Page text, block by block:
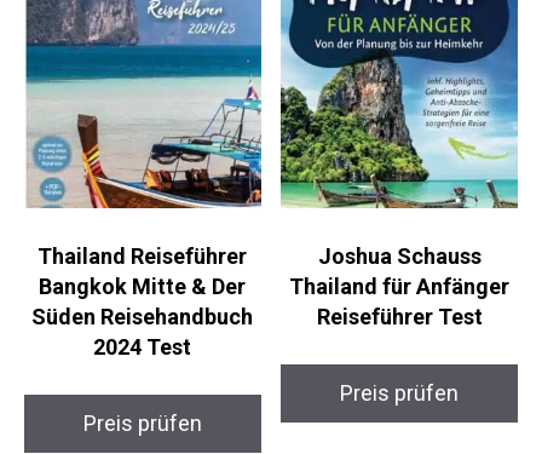
Thailand Reiseführer
Bangkok Mitte & Der
Süden Reisehandbuch
2024 Test
Preis prüfen
Joshua Schauss
Thailand für Anfänger
Reiseführer Test
Preis prüfen